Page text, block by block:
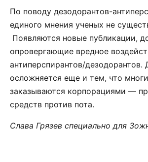
По поводу дезодорантов-
единого мнения ученых не
Появляются новые публикации,
опровергающие вредное
антиперспирантов/дезодорантов.
осложняется еще и тем, что
заказываются корпорациями —
средств против пота.
Слава Грязев специально для